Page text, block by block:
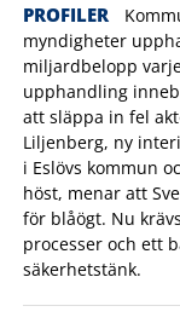
PROFILER
myndigheter
miljardbelopp
upphandling
att släppa in fel
Liljenberg, ny
i Eslövs kommun
höst, menar att
för blåögt. Nu
processer och ett
säkerhetstänk.